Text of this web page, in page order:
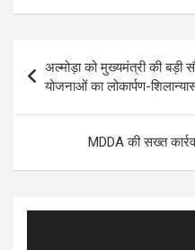
navigation
अल्मोड़ा को मुख्यमंत्री की बड़ी
योजनाओं का लोकार्पण-
MDDA की सख्त